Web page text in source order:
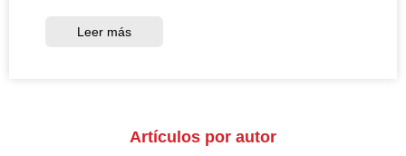
Leer más
Artículos por autor